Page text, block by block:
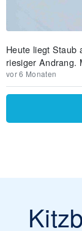
Heute liegt Staub
riesiger Andrang.
vor 6 Monaten